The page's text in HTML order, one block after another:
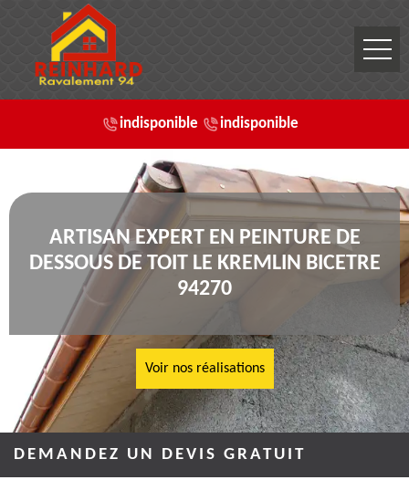
indisponible indisponible
ARTISAN EXPERT EN PEINTURE DE
DESSOUS DE TOIT LE KREMLIN BICETRE
94270
Voir nos réalisations
DEMANDEZ UN DEVIS GRATUIT